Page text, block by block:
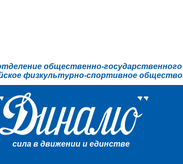
общественно-
физкультурно-спортивное общество
сила в движении и единстве